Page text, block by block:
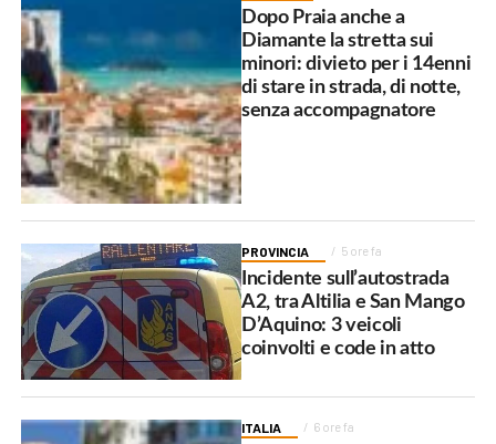
Dopo Praia anche a
Diamante la stretta sui
minori: divieto per i 14enni
di stare in strada, di notte,
senza accompagnatore
PROVINCIA 5 ore fa
Incidente sull’autostrada
A2, tra Altilia e San Mango
D’Aquino: 3 veicoli
coinvolti e code in atto
ITALIA 6 ore fa